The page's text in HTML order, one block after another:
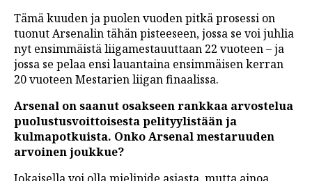
Tämä kuuden ja puolen vuoden pitkä prosessi on
tuonut Arsenalin tähän pisteeseen, jossa se voi juhlia
nyt ensimmäistä liigamestauuttaan 22 vuoteen – ja
jossa se pelaa ensi lauantaina ensimmäisen kerran
20 vuoteen Mestarien liigan finaalissa.
Arsenal on saanut osakseen rankkaa arvostelua
puolustusvoittoisesta pelityylistään ja
kulmapotkuista. Onko Arsenal mestaruuden
arvoinen joukkue?
Jokaisella voi olla mielipide asiasta, mutta ainoa